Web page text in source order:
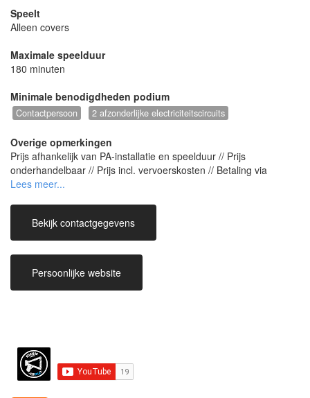
Speelt
Alleen covers
Maximale speelduur
180 minuten
Minimale benodigdheden podium
Contactpersoon 2 afzonderlijke electriciteitscircuits
Overige opmerkingen
Prijs afhankelijk van PA-installatie en speelduur // Prijs
onderhandelbaar // Prijs incl. vervoerskosten // Betaling via
factuur of artiestenkaart // Tolk beschikt, indien gewenst, over een
altijd eigen geluidstechnieker en lichttechnieker (inbegrepen in de
vraagprijs)
Bekijk contactgegevens
Persoonlijke website